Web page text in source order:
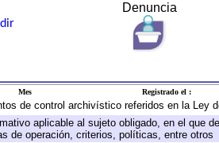
Denuncia
Mes Registrado el :
de control archivístico referidos en la Ley
aplicable al sujeto obligado, en el que
de operación, criterios, políticas, entre otros